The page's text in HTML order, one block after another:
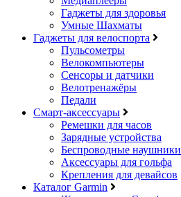
Гаджеты для здоровья
Умные Шахматы
Гаджеты для велоспорта
Пульсометры
Велокомпьютеры
Сенсоры и датчики
Велотренажёры
Педали
Смарт-аксессуары
Ремешки для часов
Зарядные устройства
Беспроводные наушники
Аксессуары для гольфа
Крепления для девайсов
Каталог Garmin